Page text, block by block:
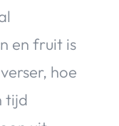
en fruit is
hoe
tijd